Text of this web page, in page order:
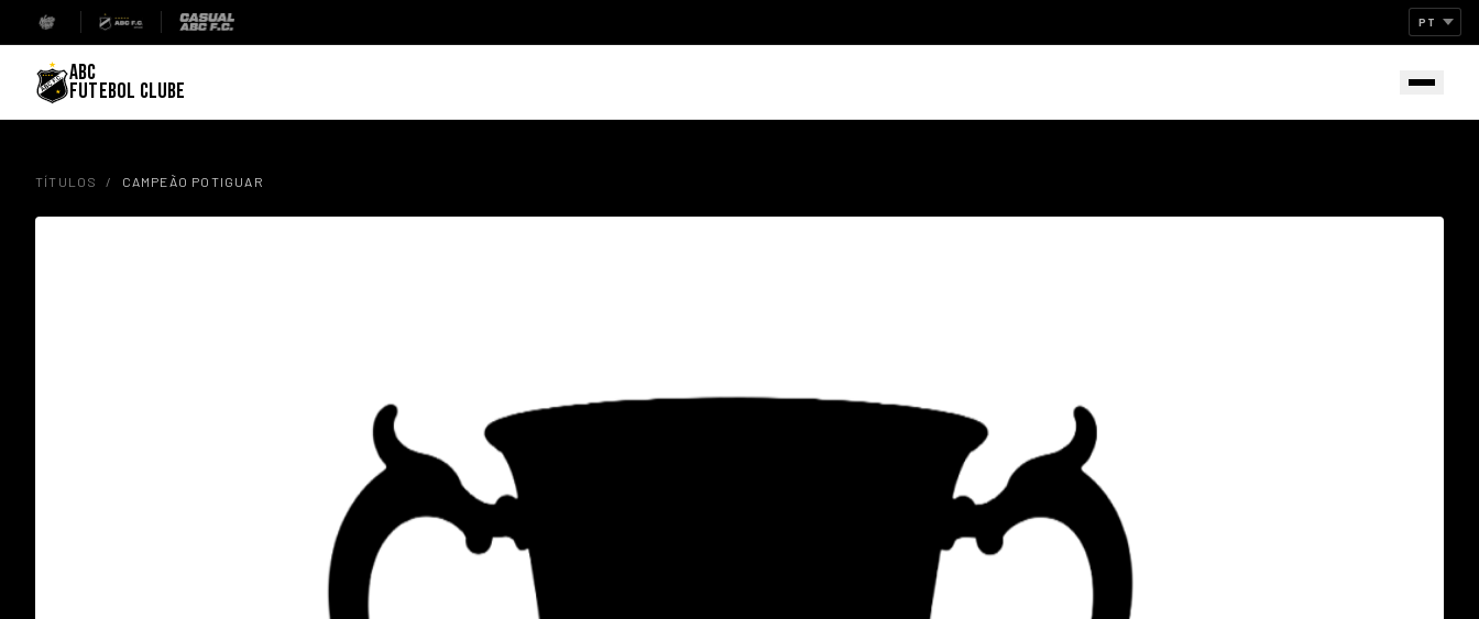
ABC
FUTEBOL CLUBE
TÍTULOS / CAMPEÃO POTIGUAR